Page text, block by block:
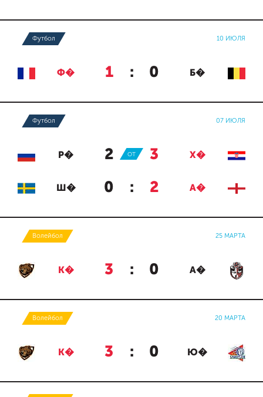
Футбол 10 ИЮЛЯ
Ф� 1 : 0 Б�
Футбол 07 ИЮЛЯ
Р� 2 : 3 Х�
ОТ
Ш� 0 : 2 А�
Волейбол 25 МАРТА
К� 3 : 0 А�
Волейбол 20 МАРТА
К� 3 : 0 Ю�